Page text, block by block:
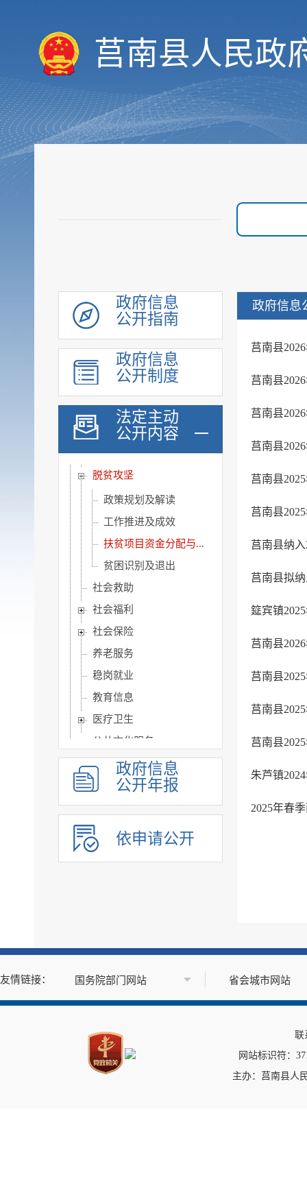
莒南县人民政
政府信息
公开指南
政府信息
公开制度
法定主动
公开内容
履职依据
人事信息
规划计划
会议信息
优化服务
审计与后评估
建议提案公开
政府采购
重点领域信息
行政执法公示
重大建设项目
优化营商环境
脱贫攻坚
政策规划及解读
工作推进及成效
扶贫项目资金分配与...
贫困识别及退出
社会救助
社会福利
社会保险
养老服务
稳岗就业
教育信息
医疗卫生
公共文化服务
环境保护信息
食品药品监管
公共资源配置
公共监管信息
涉农补贴
公告公示
政府公报
政府信息
公开年报
依申请公开
政府信息
莒南县
莒南县
莒南县
莒南县
莒南县
莒南县
莒南县纳
莒南县拟
筵宾镇
莒南县
莒南县
莒南县
莒南县
朱芦镇
2025年春